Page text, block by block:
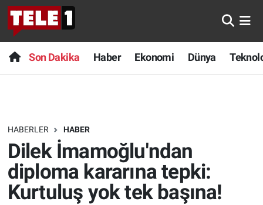
Son Dakika Haber Ekonomi Dünya
HABERLER HABER
Dilek İmamoğlu'ndan
diploma kararına tepki:
Kurtuluş yok tek başına!
Anında Manşet
Başka Sohbetler
Bilim turu
Bilim ve Teknoloji Evreni
Doğa Konuşuyor
Son Dakika
Haber
Dünya
Teknoloji
Sağlık
Nöbetçi Eczaneler
Hava Durumu
Trafik Durumu
Süper Lig Puan Durumu ve Fikstür
Tüm Manşetler